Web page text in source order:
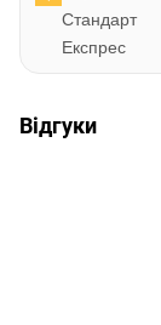
Стандарт
Експрес
Відгуки